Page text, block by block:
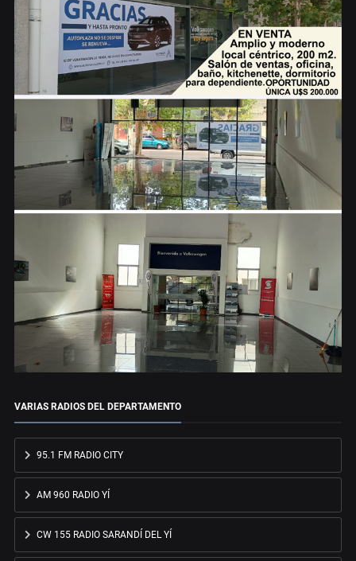
VARIAS RADIOS DEL DEPARTAMENTO
95.1 FM RADIO CITY
AM 960 RADIO YÍ
CW 155 RADIO SARANDÍ DEL YÍ